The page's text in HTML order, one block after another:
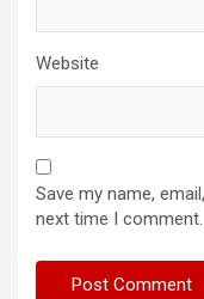
Website
Save my name,
next time I comment.